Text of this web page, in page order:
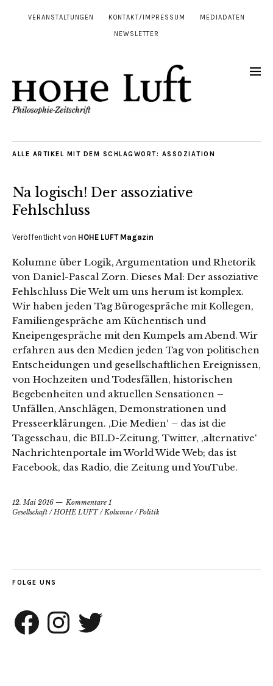
VERANSTALTUNGEN KONTAKT/IMPRESSUM MEDIADATEN
NEWSLETTER
ALLE ARTIKEL MIT DEM SCHLAGWORT: ASSOZIATION
Na logisch! Der assoziative
Fehlschluss
Veröffentlicht von HOHE LUFT Magazin
Kolumne über Logik, Argumentation und Rhetorik
von Daniel-Pascal Zorn. Dieses Mal: Der assoziative
Fehlschluss Die Welt um uns herum ist komplex.
Wir haben jeden Tag Bürogespräche mit Kollegen,
Familiengespräche am Küchentisch und
Kneipengespräche mit den Kumpels am Abend. Wir
erfahren aus den Medien jeden Tag von politischen
Entscheidungen und gesellschaftlichen Ereignissen,
von Hochzeiten und Todesfällen, historischen
Begebenheiten und aktuellen Sensationen –
Unfällen, Anschlägen, Demonstrationen und
Presseerklärungen. ‚Die Medien‘ – das ist die
Tagesschau, die BILD-Zeitung, Twitter, ‚alternative‘
Nachrichtenportale im World Wide Web; das ist
Facebook, das Radio, die Zeitung und YouTube.
12. Mai 2016
Kommentare 1
Gesellschaft /HOHE LUFT/Kolumne /Politik
FOLGE UNS
Facebook InstagramTwitter